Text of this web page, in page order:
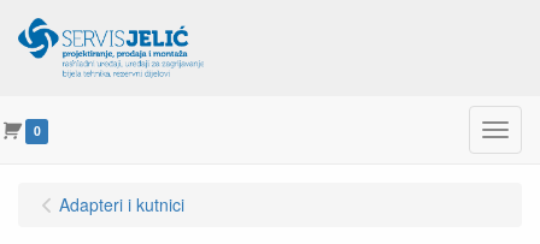
0 Menu
Adapteri i kutnici